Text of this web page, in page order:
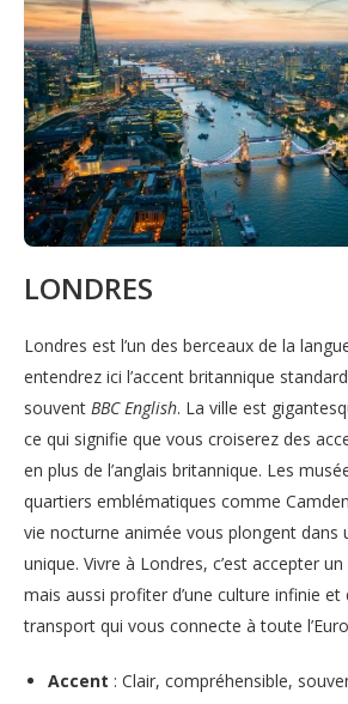
LONDRES
Londres est l’un des berceaux de la
entendrez ici l’accent britannique
souvent BBC English. La ville est
ce qui signifie que vous croiserez des
en plus de l’anglais britannique. Les
quartiers emblématiques comme
vie nocturne animée vous plongent dans
unique. Vivre à Londres, c’est accepter
mais aussi profiter d’une culture infinie et
transport qui vous connecte à toute
Accent : Clair, compréhensible,